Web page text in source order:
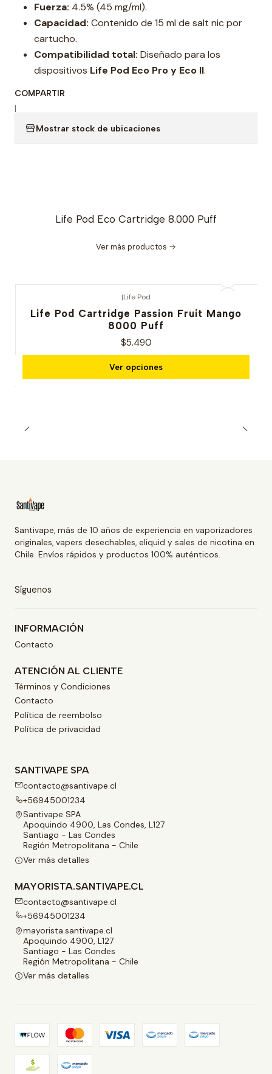
Fuerza: 4.5% (45 mg/ml).
Capacidad: Contenido de 15 ml de salt nic por
cartucho.
Compatibilidad total: Diseñado para los
dispositivos Life Pod Eco Pro y Eco II.
COMPARTIR
|
Mostrar stock de ubicaciones
Life Pod Eco Cartridge 8.000 Puff
Ver más productos
|Life Pod
Life Pod Cartridge Passion Fruit Mango
8000 Puff
$5.490
Ver opciones
Santivape, más de 10 años de experiencia en vaporizadores
originales, vapers desechables, eliquid y sales de nicotina en
Chile. Envíos rápidos y productos 100% auténticos.
Síguenos
INFORMACIÓN
Contacto
ATENCIÓN AL CLIENTE
Términos y Condiciones
Contacto
Política de reembolso
Política de privacidad
SANTIVAPE SPA
contacto@santivape.cl
+56945001234
Santivape SPA
Apoquindo 4900, Las Condes, L127
Santiago - Las Condes
Región Metropolitana - Chile
Ver más detalles
MAYORISTA.SANTIVAPE.CL
contacto@santivape.cl
+56945001234
mayorista.santivape.cl
Apoquindo 4900, L127
Santiago - Las Condes
Región Metropolitana - Chile
Ver más detalles